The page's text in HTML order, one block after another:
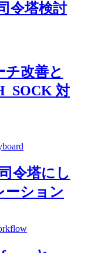
令塔検討
チ改善と
対
令塔にし
ーション